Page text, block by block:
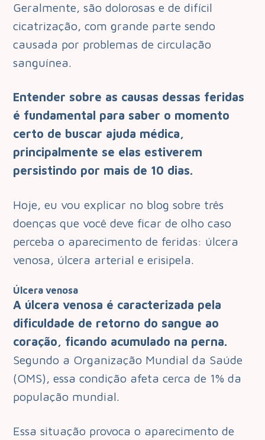
Geralmente, são dolorosas e de difícil
cicatrização, com grande parte sendo
causada por problemas de circulação
sanguínea.
Entender sobre as causas dessas feridas
é fundamental para saber o momento
certo de buscar ajuda médica,
principalmente se elas estiverem
persistindo por mais de 10 dias.
Hoje, eu vou explicar no blog sobre três
doenças que você deve ficar de olho caso
perceba o aparecimento de feridas: úlcera
venosa, úlcera arterial e erisipela.
Úlcera venosa
A úlcera venosa é caracterizada pela
dificuldade de retorno do sangue ao
coração, ficando acumulado na perna.
Segundo a Organização Mundial da Saúde
(OMS), essa condição afeta cerca de 1% da
população mundial.
Essa situação provoca o aparecimento de